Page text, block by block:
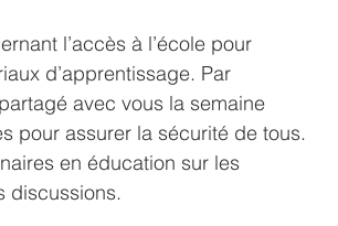
l’accès à l’école pour
d’apprentissage. Par
avec vous la semaine
pour assurer la sécurité de tous.
en éducation sur les
discussions.